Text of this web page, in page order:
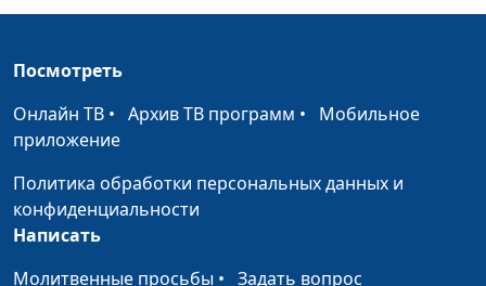
дождь
Свят камерный хор ЗДА
Мольба
Вечносущему
Во Царствии Твоем
Sanctus камерный хор ЗДА
Посмотреть
Онлайн ТВ • Архив ТВ программ • Мобильное
приложение
Политика обработки персональных данных и
конфиденциальности
Написать
Молитвенные просьбы • Задать вопрос